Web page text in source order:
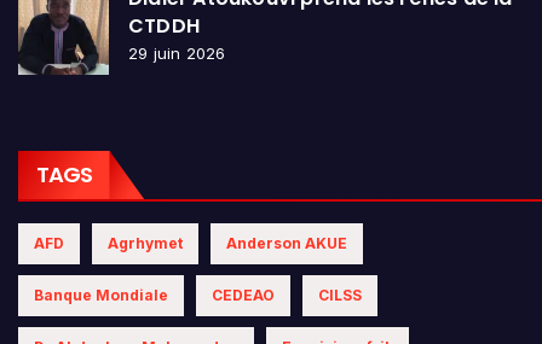
CTDDH
29 juin 2026
TAGS
AFD Agrhymet Anderson AKUE
Banque Mondiale CEDEAO CILSS